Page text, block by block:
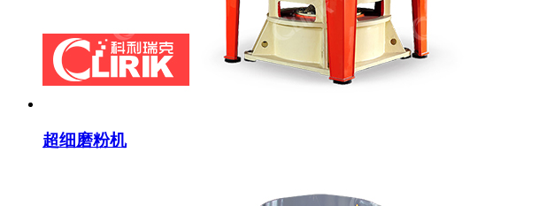
超细磨粉机